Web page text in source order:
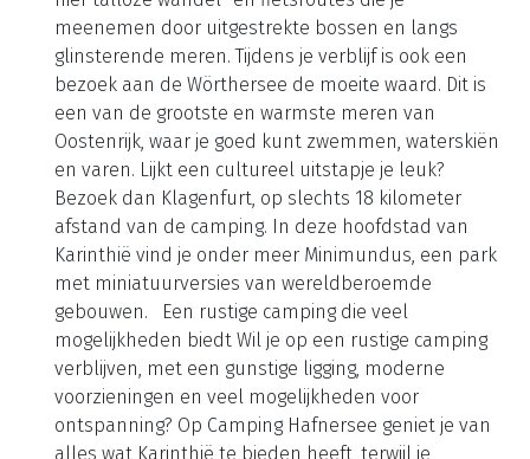
een actieve dag is er niets fijner dan neerstrijken op
het terras van het restaurant aan het meer. Hier
geniet je van lokale specialiteiten terwijl je uitkijkt
over het kabbelende water. Voor een snelle snack
of een verfrissend drankje hoef je niet ver te gaan.
Op de camping zijn er verkoopautomaten waar je
op elk moment van de dag iets lekkers kunt halen.
Ontdek de mooie omgeving De ligging van Camping
Hafnersee in Keutschach am See maakt het een
ideale uitvalsbasis voor natuurliefhebbers. Je vindt
hier talloze wandel- en fietsroutes die je
meenemen door uitgestrekte bossen en langs
glinsterende meren. Tijdens je verblijf is ook een
bezoek aan de Wörthersee de moeite waard. Dit is
een van de grootste en warmste meren van
Oostenrijk, waar je goed kunt zwemmen, waterskiën